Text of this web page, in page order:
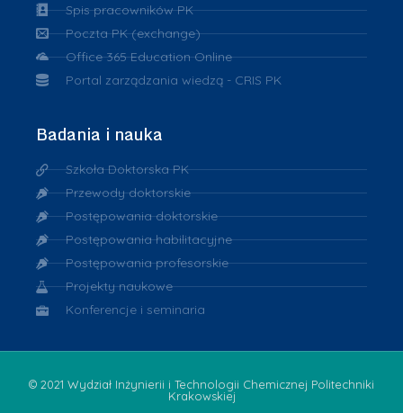
Spis pracowników PK
Poczta PK (exchange)
Office 365 Education Online
Portal zarządzania wiedzą - CRIS PK
Badania i nauka
Szkoła Doktorska PK
Przewody doktorskie
Postępowania doktorskie
Postępowania habilitacyjne
Postępowania profesorskie
Projekty naukowe
Konferencje i seminaria
© 2021 Wydział Inżynierii i Technologii Chemicznej Politechniki
Krakowskiej